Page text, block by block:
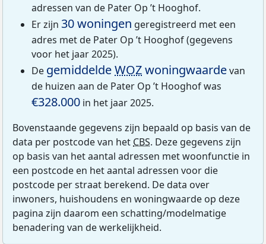
adressen van de Pater Op ’t Hooghof.
Er zijn 30 woningen geregistreerd met een
adres met de Pater Op ’t Hooghof (gegevens
voor het jaar 2025).
De gemiddeldeWOZwoningwaardevan
de huizen aan de Pater Op ’t Hooghof was
€328.000 in het jaar 2025.
Bovenstaande gegevens zijn bepaald op basis van de
data per postcode van het CBS. Deze gegevens zijn
op basis van het aantal adressen met woonfunctie in
een postcode en het aantal adressen voor die
postcode per straat berekend. De data over
inwoners, huishoudens en woningwaarde op deze
pagina zijn daarom een schatting/modelmatige
benadering van de werkelijkheid.